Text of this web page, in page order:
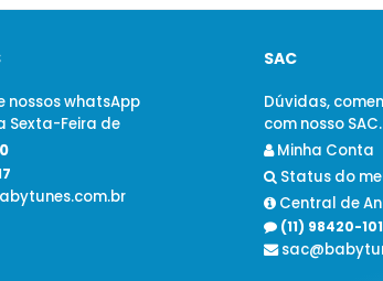
nossos whatsApp
Sexta-Feira de
SAC
Dúvidas,
com nosso SAC.
Minha Conta
Status do
Central de
(11) 98420-